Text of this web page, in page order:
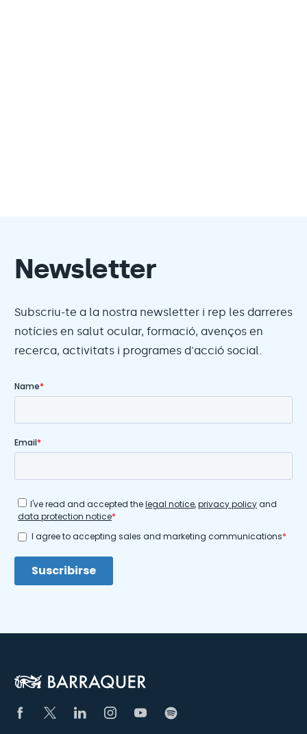
Newsletter
Subscriu-te a la nostra newsletter i rep les darreres
notícies en salut ocular, formació, avenços en
recerca, activitats i programes d'acció social.